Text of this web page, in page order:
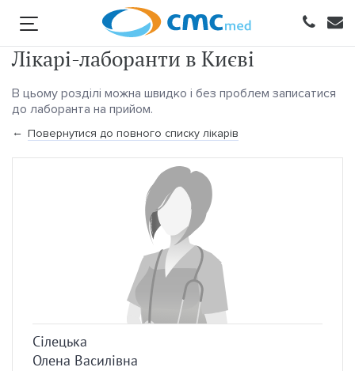
Лікарі-лаборанти в Києві
В цьому розділі можна швидко і без проблем записатися
до лаборанта на прийом.
Повернутися до повного списку лікарів
Сілецька
Олена Василівна